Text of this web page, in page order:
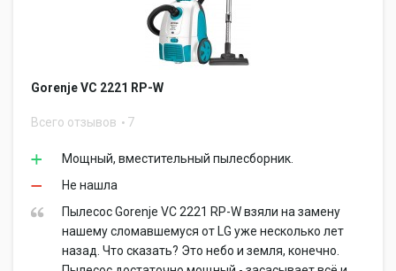
Gorenje VC 2221 RP-W
Всего отзывов 7
Мощный, вместительный пылесборник.
Не нашла
Пылесос Gorenje VC 2221 RP-W взяли на замену
нашему сломавшемуся от LG уже несколько лет
назад. Что сказать? Это небо и земля, конечно.